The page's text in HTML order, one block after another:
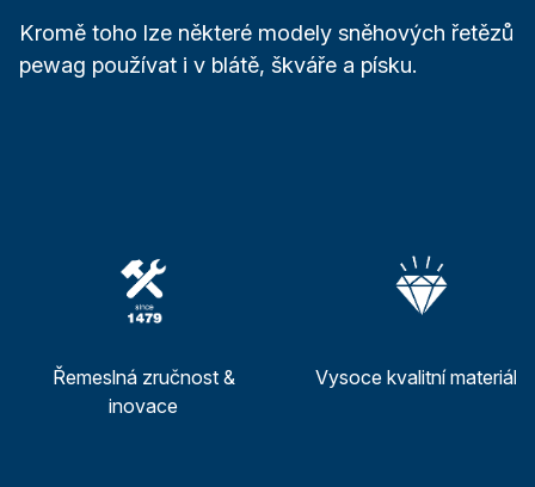
Kromě toho lze některé modely sněhových řetězů
pewag používat i v blátě, škváře a písku.
Řemeslná zručnost &
inovace
Vysoce kvalitní materiály